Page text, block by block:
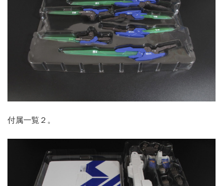
付属一覧２。